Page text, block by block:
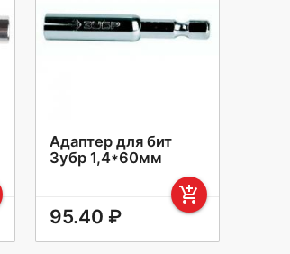
Адаптер для бит
Зубр 1,4*60мм
add_shopping_cart
95.40 ₽